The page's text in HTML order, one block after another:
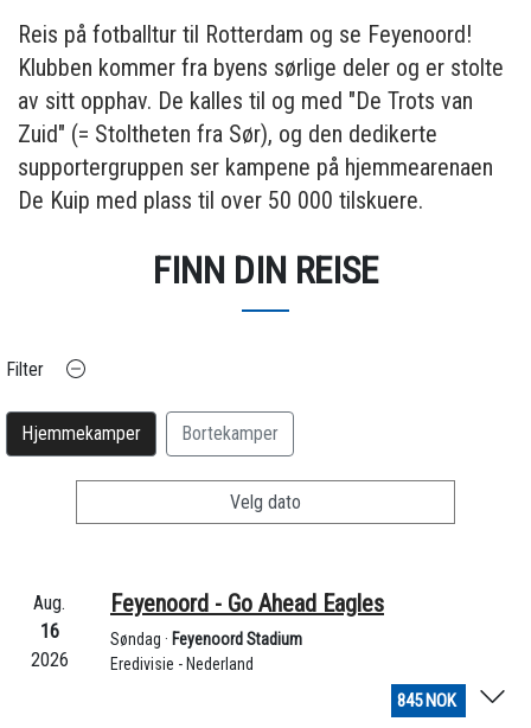
Reis på fotballtur til Rotterdam og se Feyenoord!
Klubben kommer fra byens sørlige deler og er stolte
av sitt opphav. De kalles til og med "De Trots van
Zuid" (= Stoltheten fra Sør), og den dedikerte
supportergruppen ser kampene på hjemmearenaen
De Kuip med plass til over 50 000 tilskuere.